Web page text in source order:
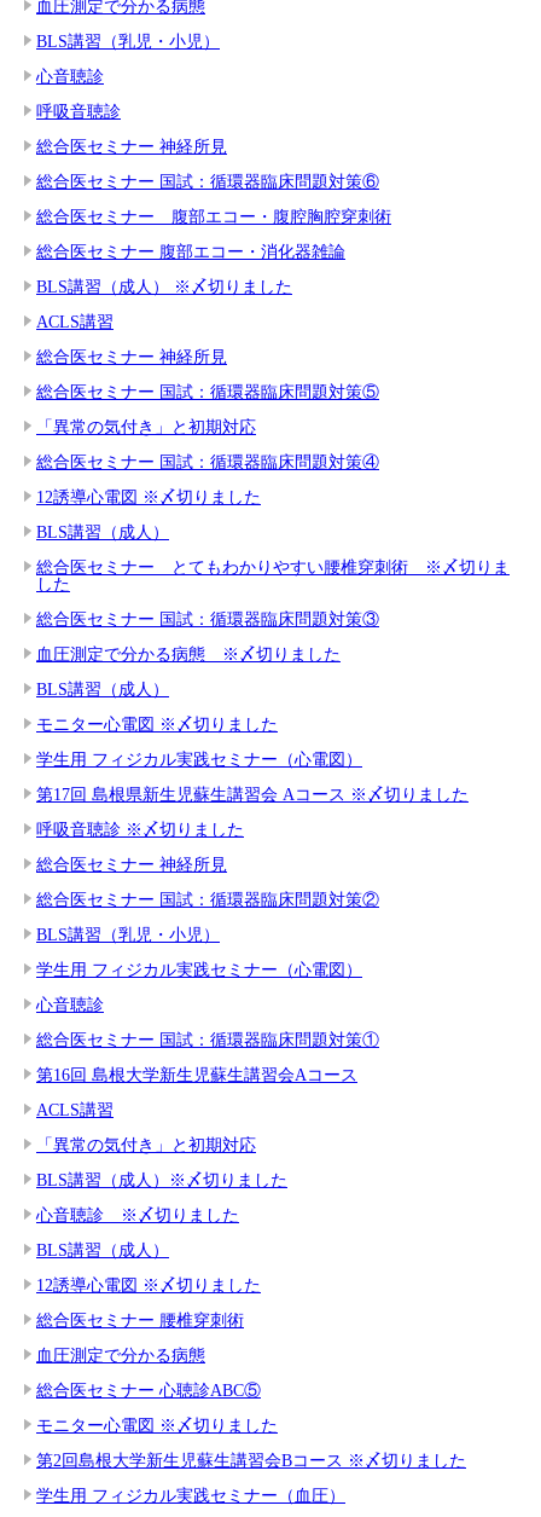
血圧測定で分かる病態
BLS講習（乳児・小児）
心音聴診
呼吸音聴診
総合医セミナー 神経所見
総合医セミナー 国試：循環器臨床問題対策⑥
総合医セミナー 腹部エコー・腹腔胸腔穿刺術
総合医セミナー 腹部エコー・消化器雑論
BLS講習（成人） ※〆切りました
ACLS講習
総合医セミナー 神経所見
総合医セミナー 国試：循環器臨床問題対策⑤
「異常の気付き」と初期対応
総合医セミナー 国試：循環器臨床問題対策④
12誘導心電図 ※〆切りました
BLS講習（成人）
総合医セミナー とてもわかりやすい腰椎穿刺術 ※〆切りま
した
総合医セミナー 国試：循環器臨床問題対策③
血圧測定で分かる病態 ※〆切りました
BLS講習（成人）
モニター心電図 ※〆切りました
学生用 フィジカル実践セミナー（心電図）
第17回 島根県新生児蘇生講習会 Aコース ※〆切りました
呼吸音聴診 ※〆切りました
総合医セミナー 神経所見
総合医セミナー 国試：循環器臨床問題対策②
BLS講習（乳児・小児）
学生用 フィジカル実践セミナー（心電図）
心音聴診
総合医セミナー 国試：循環器臨床問題対策①
第16回 島根大学新生児蘇生講習会Aコース
ACLS講習
「異常の気付き」と初期対応
BLS講習（成人）※〆切りました
心音聴診 ※〆切りました
BLS講習（成人）
12誘導心電図 ※〆切りました
総合医セミナー 腰椎穿刺術
血圧測定で分かる病態
総合医セミナー 心聴診ABC⑤
モニター心電図 ※〆切りました
第2回島根大学新生児蘇生講習会Bコース ※〆切りました
学生用 フィジカル実践セミナー（血圧）